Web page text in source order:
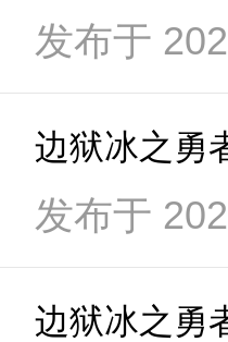
发布于
边狱冰之勇
发布于
边狱冰之勇